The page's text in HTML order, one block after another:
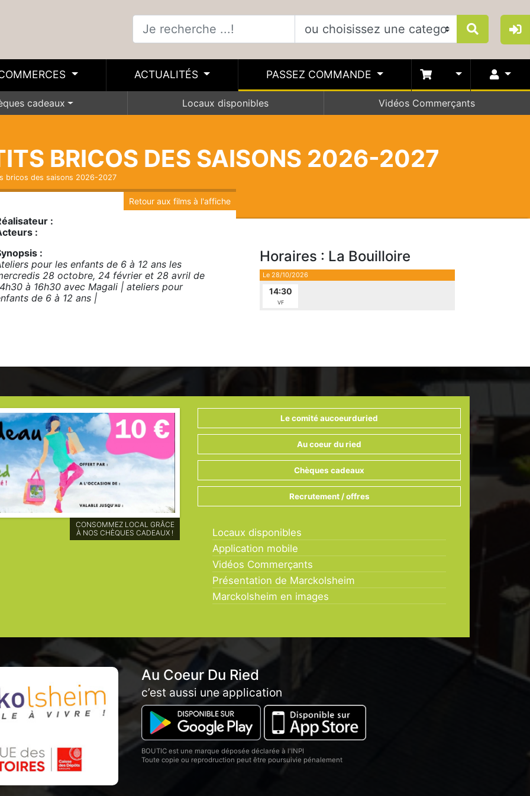
ACTUALITÉS PASSEZ COMMANDE
cadeaux Locaux disponibles Vidéos Commerçants
BRICOS DES SAISONS 2026-2027
bricos des saisons 2026-2027
Retour aux films à l'affiche
:
:
:
pour les enfants de 6 à 12 ans les
28 octobre, 24 février et 28 avril de
à 16h30 avec Magali | ateliers pour
de 6 à 12 ans |
Horaires : La Bouilloire
Le 28/10/2026
14:30
VF
PLUS DE 60 MEMBRES AU
COEUR DU RIED À
MARCKOLSHEIM !
Le comité aucoeurduried
Au coeur du ried
Chèques cadeaux
Recrutement / offres
Locaux disponibles
Application mobile
Vidéos Commerçants
Présentation de Marckolsheim
Marckolsheim en images
Au Coeur Du Ried
c’est aussi une application
BOUTIC est une marque déposée déclarée à l'INPI
Toute copie ou reprodruction peut être poursuivie pénalement